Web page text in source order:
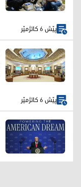
پێش 6 کاتژمێر
پێش 6 کاتژمێر